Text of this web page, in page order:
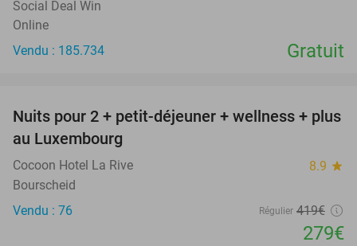
Social Deal Win
Online
Vendu : 185.734
Gratuit
33%
Nuits pour 2 + petit-déjeuner + wellness + plus
au Luxembourg
Cocoon Hotel La Rive 8.9 star
Bourscheid
Vendu : 76
Régulier 419€
279€